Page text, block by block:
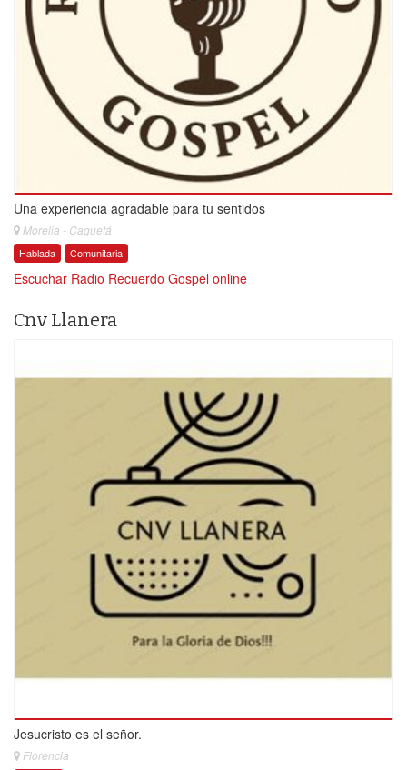
Una experiencia agradable para tu sentidos
Morelia - Caquetá
Hablada Comunitaria
Escuchar Radio Recuerdo Gospel online
Cnv Llanera
Jesucristo es el señor.
Florencia